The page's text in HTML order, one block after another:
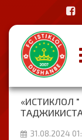
«ИСТИКЛОЛ
31.08.2024